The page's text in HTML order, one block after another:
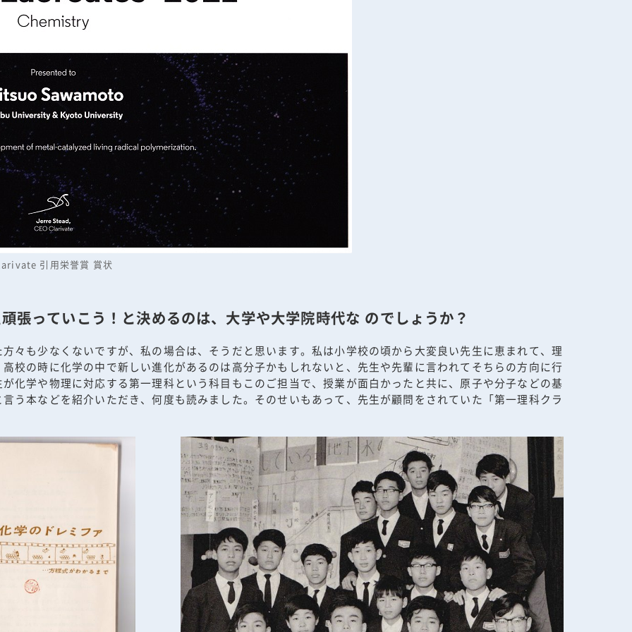
引用栄誉賞 賞状
張っていこう！と決めるのは、大学や大学院時代な のでしょうか？
も少なくないですが、私の場合は、そうだと思います。私は小学校の頃から大変良い先生に恵まれて、理
校の時に化学の中で新しい進化があるのは高分子かもしれないと、先生や先輩に言われてそちらの方向に行
化学や物理に対応する第一理科という科目もこのご担当で、授業が面白かったと共に、原子や分子などの基
う本などを紹介いただき、何度も読みました。そのせいもあって、先生が顧問をされていた「第一理科クラ